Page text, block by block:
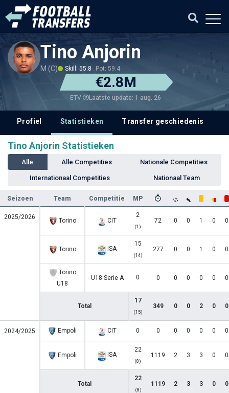
Tino Anjorin
M (C) Skill: 55.8 Pot: 59.4
€2.8M
ETV Laatste update: 1 aug. 26
Profiel Statistieken Transfer geschiedenis
Tino Anjorin Statistieken
Alle Alle Competities Nationale Competities
Internationaal Competities Nationaal Team
Seizoen Team Competitie MP
2025/2026 Torino CIT
2
(1)
72 0 0 1 0 0
Torino ISA
15
(14)
277 0 0 1 0 0
Torino
U18
U18 Serie A 0 0 0 0 0 0 0
Total
17
(15)
349 0 0 2 0 0
2024/2025 Empoli CIT 0 0 0 0 0 0 0
Empoli ISA
22
(8)
1119 2 3 3 0 0
Total
22
(8)
1119 2 3 3 0 0